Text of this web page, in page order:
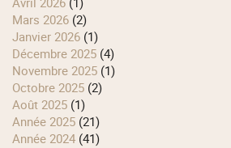
mars 2026 (2)
janvier 2026 (1)
décembre 2025 (4)
novembre 2025 (1)
octobre 2025 (2)
août 2025 (1)
année 2025 (21)
année 2024 (41)